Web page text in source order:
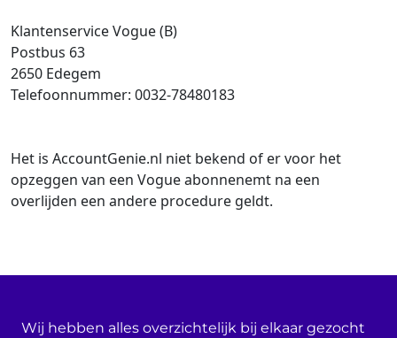
Klantenservice Vogue (B)
Postbus 63
2650 Edegem
Telefoonnummer: 0032-78480183
Het is AccountGenie.nl niet bekend of er voor het
opzeggen van een Vogue abonnenemt na een
overlijden een andere procedure geldt.
Wij hebben alles overzichtelijk bij elkaar gezocht